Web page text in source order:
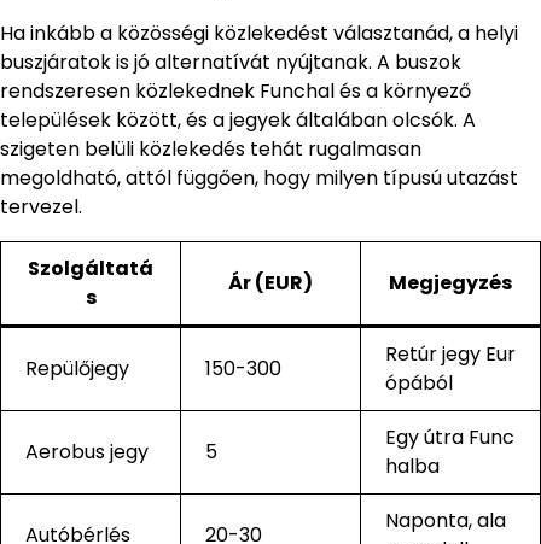
Ha inkább a közösségi közlekedést választanád, a helyi
buszjáratok is jó alternatívát nyújtanak. A buszok
rendszeresen közlekednek Funchal és a környező
települések között, és a jegyek általában olcsók. A
szigeten belüli közlekedés tehát rugalmasan
megoldható, attól függően, hogy milyen típusú utazást
tervezel.
Szolgáltatá
s
Ár (EUR) Megjegyzés
Repülőjegy 150-300
Retúr jegy Eur
ópából
Aerobus jegy 5
Egy útra Func
halba
Autóbérlés 20-30
Naponta, ala